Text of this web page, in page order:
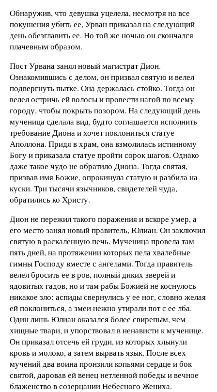
Обнаружив, что девушка уцелела, несмотря на все
покушения убить ее, Урван приказал на следующий
день обезглавить ее. Но той же ночью он скончался
плачевным образом.
Пост Урвана занял новый магистрат Дион.
Ознакомившись с делом, он призвал святую и велел
подвергнуть пытке. Она держалась стойко. Тогда он
велел остричь ей волосы и провести нагой по всему
городу, чтобы покрыть позором. На следующий день
мученица сделала вид, будто соглашается исполнить
требование Диона и хочет поклониться статуе
Аполлона. Придя в храм, она взмолилась истинному
Богу и приказала статуе пройти сорок шагов. Однако
даже такое чудо не обратило Диона. Тогда святая,
призвав имя Божие, опрокинула статую и разбила на
куски. Три тысячи язычников, свидетелей чуда,
обратились ко Христу.
Дион не пережил такого поражения и вскоре умер, а
его место занял новый правитель, Юлиан. Он заключил
святую в раскаленную печь. Мученица провела там
пять дней, на протяжении которых пела хвалебные
гимны Господу вместе с ангелами. Тогда правитель
велел бросить ее в ров, полный диких зверей и
ядовитых гадов, но и там рабы Божией не коснулось
никакое зло: аспиды свернулись у ее ног, словно желая
ей поклониться, а змеи нежно утирали пот с ее лба.
Один лишь Юлиан оказался более свирепым, чем
хищные твари, и упорствовал в ненависти к мученице.
Он приказал отсечь ей груди, из которых хлынули
кровь и молоко, а затем вырвать язык. После всех
мучений два воина пронзили копьями сердце и бок
святой, даровав ей венец нетленной победы и вечное
блаженство в созерцании Небесного Жениха.